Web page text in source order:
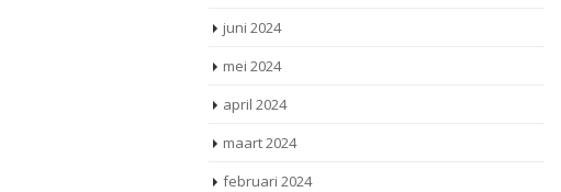
juni 2024
mei 2024
april 2024
maart 2024
februari 2024